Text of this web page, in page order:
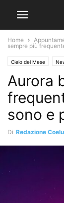
Home
sempre più
Cielo del Mese
Aurora
sono e
Di Redazione